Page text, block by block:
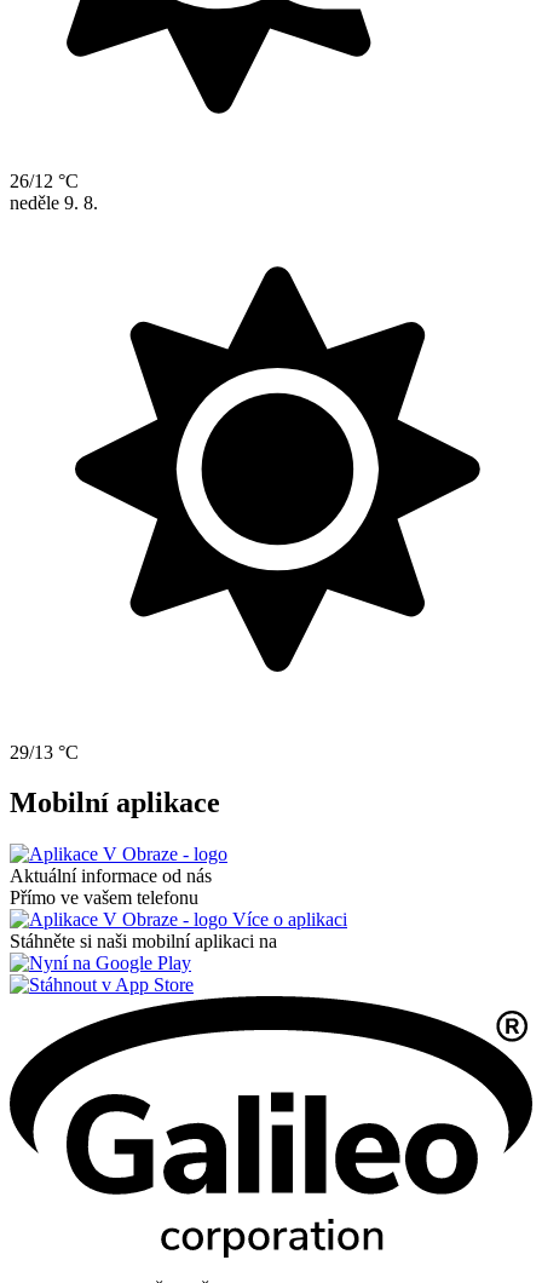
26/12 °C
neděle 9. 8.
29/13 °C
Mobilní aplikace
Aktuální informace od nás
Přímo ve vašem telefonu
Více o aplikaci
Stáhněte si naši mobilní aplikaci na